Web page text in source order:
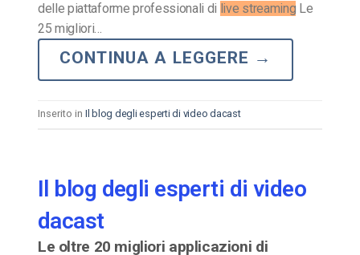
delle piattaforme professionali di live streaming Le
25 migliori…
CONTINUA A LEGGERE →
Inserito in Il blog degli esperti di video dacast
Il blog degli esperti di video
dacast
Le oltre 20 migliori applicazioni di